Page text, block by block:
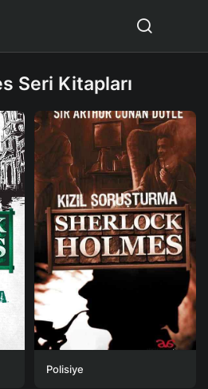
Seri Kitapları
Polisiye